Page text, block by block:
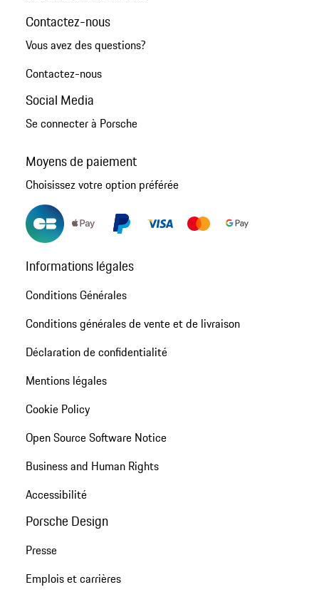
Contactez-nous
Vous avez des questions?
Contactez-nous
Social Media
Se connecter à Porsche
Moyens de paiement
Choisissez votre option préférée
Informations légales
Conditions Générales
Conditions générales de vente et de livraison
Déclaration de confidentialité
Mentions légales
Cookie Policy
Open Source Software Notice
Business and Human Rights
Accessibilité
Porsche Design
Presse
Emplois et carrières